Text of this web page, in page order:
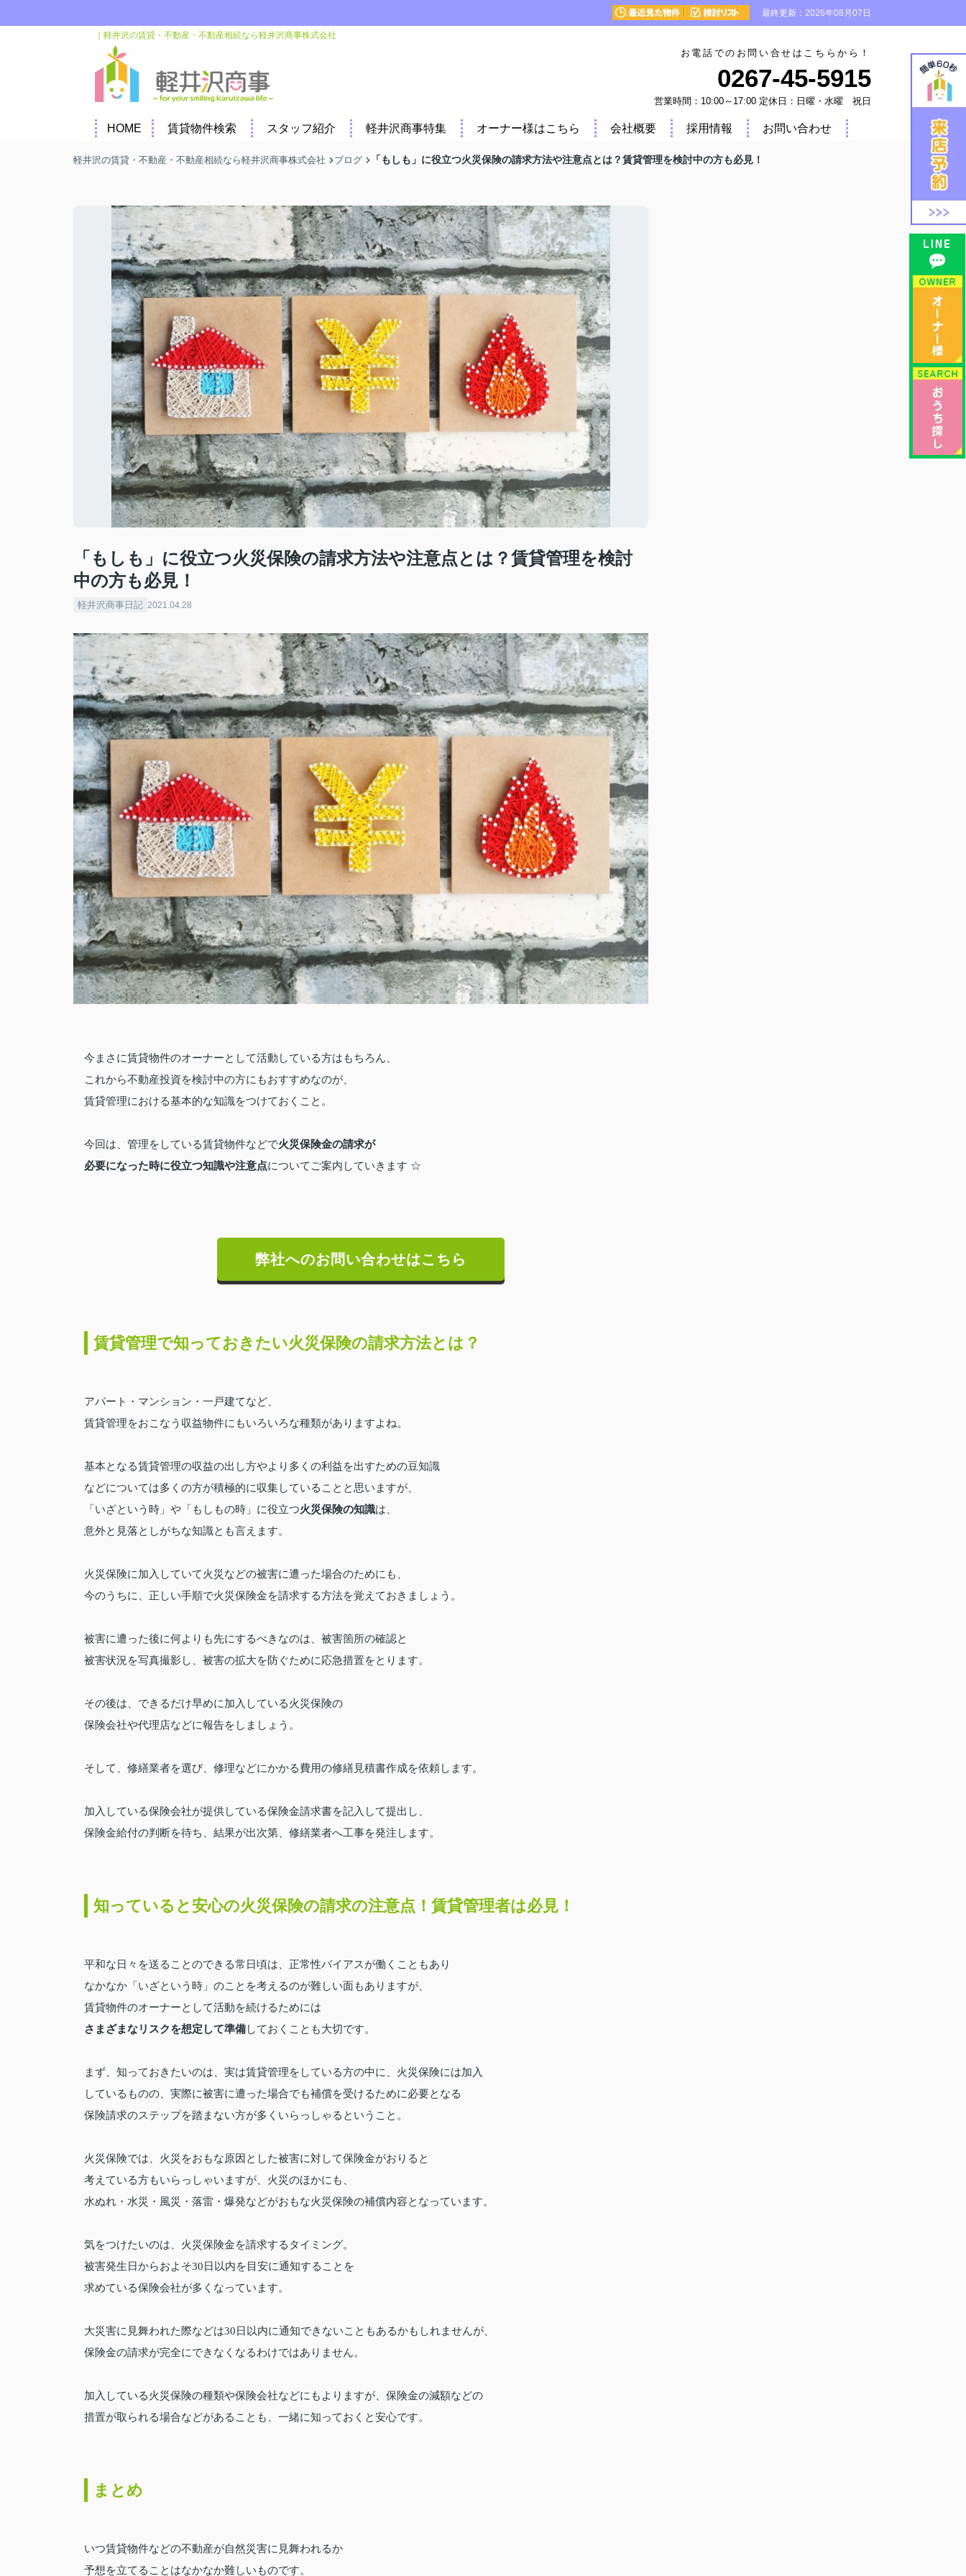
最終更新：2026年08月07日
｜軽井沢の賃貸・不動産・不動産相続なら軽井沢商事株式会社
お電話でのお問い合せはこちらから！
0267-45-5915
営業時間：10:00～17:00 定休日：日曜・水曜 祝日
HOME 賃貸物件検索 スタッフ紹介 軽井沢商事特集 オーナー様はこちら 会社概要 採用情報 お問い合わせ
軽井沢の賃貸・不動産・不動産相続なら軽井沢商事株式会社 ブログ 「もしも」に役立つ火災保険の請求方法や注意点とは？賃貸管理を検討中の方も必見！
「もしも」に役立つ火災保険の請求方法や注意点とは？賃貸管理を検討
中の方も必見！
軽井沢商事日記 2021.04.28
今まさに賃貸物件のオーナーとして活動している方はもちろん、
これから不動産投資を検討中の方にもおすすめなのが、
賃貸管理における基本的な知識をつけておくこと。
今回は、管理をしている賃貸物件などで火災保険金の請求が
必要になった時に役立つ知識や注意点についてご案内していきます ☆
弊社へのお問い合わせはこちら
賃貸管理で知っておきたい火災保険の請求方法とは？
アパート・マンション・一戸建てなど、
賃貸管理をおこなう収益物件にもいろいろな種類がありますよね。
基本となる賃貸管理の収益の出し方やより多くの利益を出すための豆知識
などについては多くの方が積極的に収集していることと思いますが、
「いざという時」や「もしもの時」に役立つ火災保険の知識は、
意外と見落としがちな知識とも言えます。
火災保険に加入していて火災などの被害に遭った場合のためにも、
今のうちに、正しい手順で火災保険金を請求する方法を覚えておきましょう。
被害に遭った後に何よりも先にするべきなのは、被害箇所の確認と
被害状況を写真撮影し、被害の拡大を防ぐために応急措置をとります。
その後は、できるだけ早めに加入している火災保険の
保険会社や代理店などに報告をしましょう。
そして、修繕業者を選び、修理などにかかる費用の修繕見積書作成を依頼します。
加入している保険会社が提供している保険金請求書を記入して提出し、
保険金給付の判断を待ち、結果が出次第、修繕業者へ工事を発注します。
知っていると安心の火災保険の請求の注意点！賃貸管理者は必見！
平和な日々を送ることのできる常日頃は、正常性バイアスが働くこともあり
なかなか「いざという時」のことを考えるのが難しい面もありますが、
賃貸物件のオーナーとして活動を続けるためには
さまざまなリスクを想定して準備しておくことも大切です。
まず、知っておきたいのは、実は賃貸管理をしている方の中に、 火災保険には加入
しているものの、実際に被害に遭った場合でも補償を受けるために必要となる
保険請求のステップを踏まない方が多くいらっしゃるということ。
火災保険では、火災をおもな原因とした被害に対して保険金がおりると
考えている方もいらっしゃいますが、火災のほかにも、
水ぬれ・水災・風災・落雷・爆発などがおもな火災保険の補償内容となっています。
気をつけたいのは、火災保険金を請求するタイミング。
被害発生日からおよそ30日以内を目安に通知することを
求めている保険会社が多くなっています。
大災害に見舞われた際などは30日以内に通知できないこともあるかもしれませんが、
保険金の請求が完全にできなくなるわけではありません。
加入している火災保険の種類や保険会社などにもよりますが、保険金の減額などの
措置が取られる場合などがあることも、一緒に知っておくと安心です。
まとめ
いつ賃貸物件などの不動産が自然災害に見舞われるか
予想を立てることはなかなか難しいものです。